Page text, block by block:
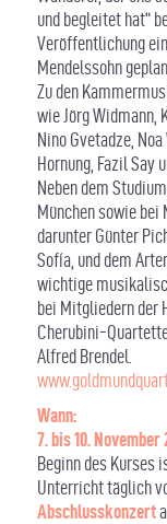
und begleitet hat“
Veröffentlichung
Mendelssohn
Zu den
wie Jörg Widmann,
Nino Gvetadze,
Hornung, Fazil Say
Neben dem
München sowie bei
darunter Günter
Sofía, und dem
wichtige
bei Mitgliedern der
Cherubini-
Alfred Brendel.
Wann:
7. bis 10. November
Beginn des Kurses
Unterricht täglich
Abschlusskonzert